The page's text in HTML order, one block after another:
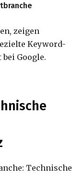
zeigen
Keyword-
Google.